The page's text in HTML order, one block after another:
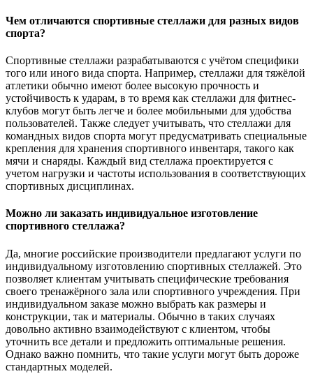
Чем отличаются спортивные стеллажи для разных видов
спорта?
Спортивные стеллажи разрабатываются с учётом специфики
того или иного вида спорта. Например, стеллажи для тяжёлой
атлетики обычно имеют более высокую прочность и
устойчивость к ударам, в то время как стеллажи для фитнес-
клубов могут быть легче и более мобильными для удобства
пользователей. Также следует учитывать, что стеллажи для
командных видов спорта могут предусматривать специальные
крепления для хранения спортивного инвентаря, такого как
мячи и снаряды. Каждый вид стеллажа проектируется с
учетом нагрузки и частоты использования в соответствующих
спортивных дисциплинах.
Можно ли заказать индивидуальное изготовление
спортивного стеллажа?
Да, многие российские производители предлагают услуги по
индивидуальному изготовлению спортивных стеллажей. Это
позволяет клиентам учитывать специфические требования
своего тренажёрного зала или спортивного учреждения. При
индивидуальном заказе можно выбрать как размеры и
конструкции, так и материалы. Обычно в таких случаях
довольно активно взаимодействуют с клиентом, чтобы
уточнить все детали и предложить оптимальные решения.
Однако важно помнить, что такие услуги могут быть дороже
стандартных моделей.